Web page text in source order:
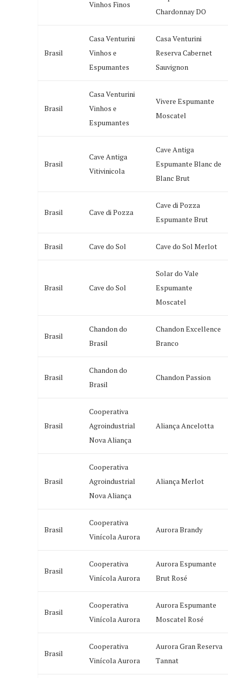
Vinhos Finos
Chardonnay DO
Brasil
Casa Venturini
Vinhos e
Espumantes
Casa Venturini
Reserva Cabernet
Sauvignon
Brasil
Casa Venturini
Vinhos e
Espumantes
Vivere Espumante
Moscatel
Brasil
Cave Antiga
Vitivinicola
Cave Antiga
Espumante Blanc de
Blanc Brut
Brasil Cave di Pozza
Cave di Pozza
Espumante Brut
Brasil Cave do Sol Cave do Sol Merlot
Brasil Cave do Sol
Solar do Vale
Espumante
Moscatel
Brasil
Chandon do
Brasil
Chandon Excellence
Branco
Brasil
Chandon do
Brasil
Chandon Passion
Brasil
Cooperativa
Agroindustrial
Nova Aliança
Aliança Ancelotta
Brasil
Cooperativa
Agroindustrial
Nova Aliança
Aliança Merlot
Brasil
Cooperativa
Vinícola Aurora
Aurora Brandy
Brasil
Cooperativa
Vinícola Aurora
Aurora Espumante
Brut Rosé
Brasil
Cooperativa
Vinícola Aurora
Aurora Espumante
Moscatel Rosé
Brasil
Cooperativa
Vinícola Aurora
Aurora Gran Reserva
Tannat